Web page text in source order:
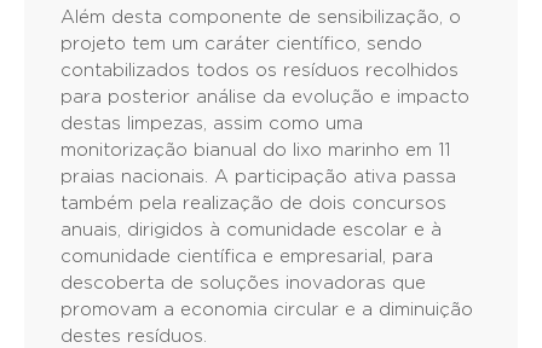
Além desta componente de sensibilização, o
projeto tem um caráter científico, sendo
contabilizados todos os resíduos recolhidos
para posterior análise da evolução e impacto
destas limpezas, assim como uma
monitorização bianual do lixo marinho em 11
praias nacionais. A participação ativa passa
também pela realização de dois concursos
anuais, dirigidos à comunidade escolar e à
comunidade científica e empresarial, para
descoberta de soluções inovadoras que
promovam a economia circular e a diminuição
destes resíduos.